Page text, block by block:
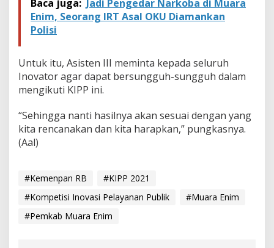
Baca juga: Jadi Pengedar Narkoba di Muara
Enim, Seorang IRT Asal OKU Diamankan
Polisi
Untuk itu, Asisten III meminta kepada seluruh
Inovator agar dapat bersungguh-sungguh dalam
mengikuti KIPP ini.
“Sehingga nanti hasilnya akan sesuai dengan yang
kita rencanakan dan kita harapkan,” pungkasnya.
(Aal)
#Kemenpan RB
#KIPP 2021
#Kompetisi Inovasi Pelayanan Publik
#Muara Enim
#Pemkab Muara Enim